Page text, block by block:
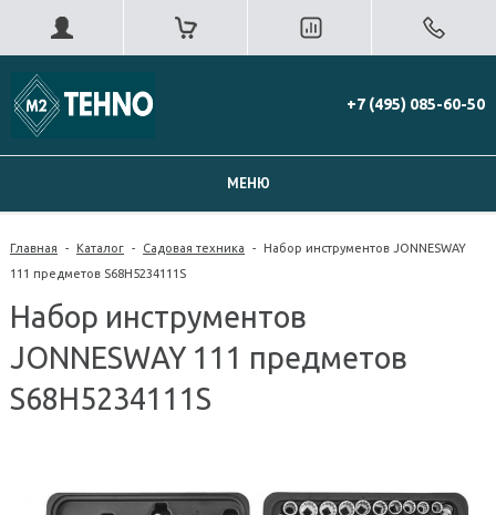
+7 (495) 085-60-50
МЕНЮ
Главная - Каталог - Садовая техника - Набор инструментов JONNESWAY
111 предметов S68H5234111S
Набор инструментов
JONNESWAY 111 предметов
S68H5234111S